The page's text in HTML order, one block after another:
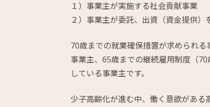
１）事業主が実施する社会貢献事業
２）事業主が委託、出資（資金提供
70歳までの就業確保措置が求められ
事業主、65歳までの継続雇用制度（
している事業主です。
少子高齢化が進む中、働く意欲があ